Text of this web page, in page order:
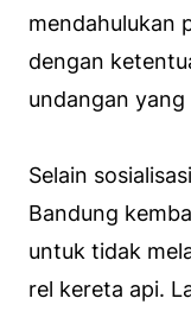
mendahulukan
dengan
undangan yang
Selain
Bandung
untuk tidak
rel kereta api.